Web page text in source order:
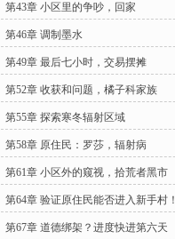
第43章 小区里的争吵，回家
第46章 调制墨水
第49章 最后七小时，交易摆摊
第52章 收获和问题，橘子科家族
第55章 探索寒冬辐射区域
第58章 原住民：罗莎，辐射病
第61章 小区外的窥视，拾荒者黑市
第64章 验证原住民能否进入新手村！
第67章 道德绑架？进度快进第六天